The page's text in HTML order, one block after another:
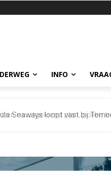
INFO
Seaways loopt vast bij